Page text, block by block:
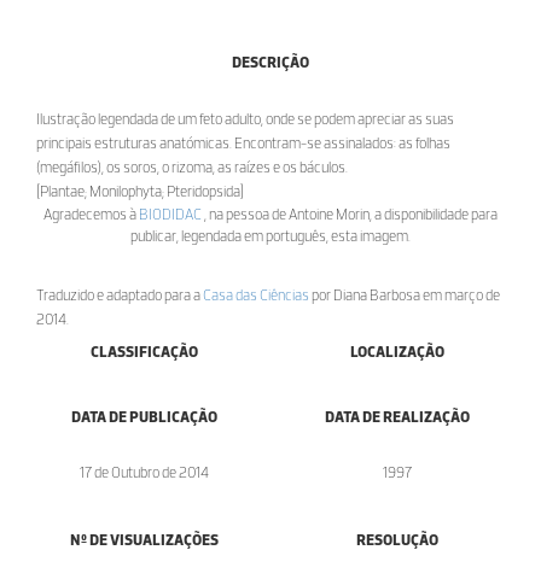
DESCRIÇÃO
Ilustração legendada de um feto adulto, onde se podem apreciar as suas
principais estruturas anatómicas. Encontram-se assinalados: as folhas
(megáfilos), os soros, o rizoma, as raízes e os báculos.
[Plantae; Monilophyta; Pteridopsida]
Agradecemos à BIODIDAC , na pessoa de Antoine Morin, a disponibilidade para
publicar, legendada em português, esta imagem.
Traduzido e adaptado para aCasa das Ciências por Diana Barbosa em março de
2014.
CLASSIFICAÇÃO
LOCALIZAÇÃO
DATA DE PUBLICAÇÃO
17 de Outubro de 2014
DATA DE REALIZAÇÃO
1997
Nº DE VISUALIZAÇÕES RESOLUÇÃO